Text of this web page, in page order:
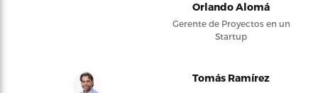
Orlando Alomá
Gerente de Proyectos en un
Startup
Tomás Ramírez